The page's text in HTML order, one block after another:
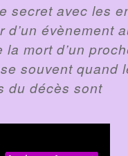
secret avec les
d’un évènement
la mort d’un
souvent quand
du décès sont